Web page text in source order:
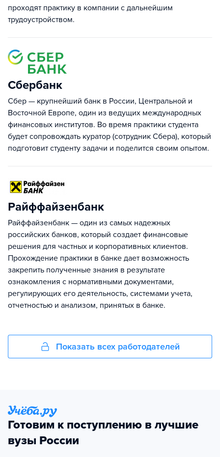
проходят практику в компании с дальнейшим
трудоустройством.
Сбербанк
Сбер — крупнейший банк в России, Центральной и
Восточной Европе, один из ведущих международных
финансовых институтов. Во время практики студента
будет сопровождать куратор (сотрудник Сбера), который
подготовит студенту задачи и поделится своим опытом.
Райффайзенбанк
Райффайзенбанк — один из самых надежных
российских банков, который создает финансовые
решения для частных и корпоративных клиентов.
Прохождение практики в банке дает возможность
закрепить полученные знания в результате
ознакомления с нормативными документами,
регулирующих его деятельность, системами учета,
отчетностью и анализом, принятых в банке.
Показать всех работодателей
Готовим к поступлению в лучшие
вузы России